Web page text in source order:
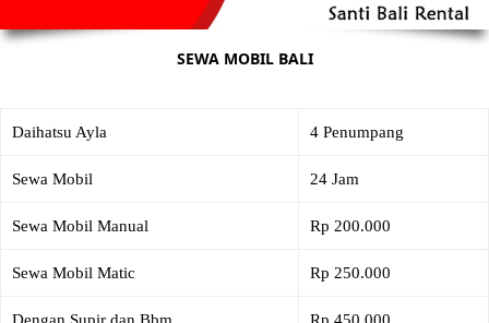
SEWA MOBIL BALI
Daihatsu Ayla 4 Penumpang
Sewa Mobil 24 Jam
Sewa Mobil Manual Rp 200.000
Sewa Mobil Matic Rp 250.000